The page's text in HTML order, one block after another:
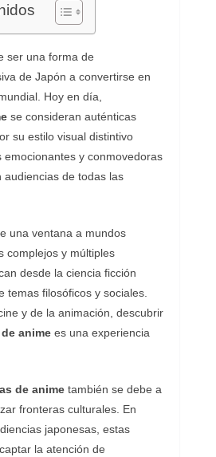
ser una forma de
de Japón a convertirse en
Hoy en día,
se consideran auténticas
su estilo visual distintivo
emocionantes y conmovedoras
de todas las
una ventana a mundos
complejos y múltiples
desde la ciencia ficción
temas filosóficos y sociales.
y de la animación, descubrir
anime es una experiencia
de anime también se debe a
fronteras culturales. En
japonesas, estas
la atención de